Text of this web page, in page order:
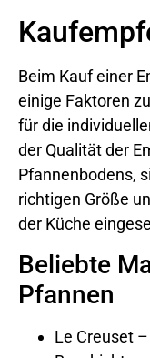
Beim Kauf einer
einige Faktoren
für die
der Qualität der
Pfannenbodens,
richtigen Größe
der Küche
Beliebte
Pfannen
Le Creuset